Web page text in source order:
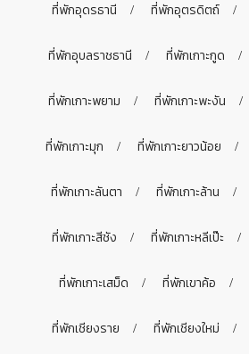
ที่พักอุดรธานี ที่พักอุตรดิตถ์
ที่พักอุบลราชธานี ที่พักเกาะกูด
ที่พักเกาะพยาม ที่พักเกาะพะงัน
ที่พักเกาะมุก ที่พักเกาะยาวน้อย
ที่พักเกาะลันตา ที่พักเกาะล้าน
ที่พักเกาะสีชัง ที่พักเกาะหลีเป๊ะ
ที่พักเกาะเสม็ด ที่พักเขาค้อ
ที่พักเชียงราย ที่พักเชียงใหม่